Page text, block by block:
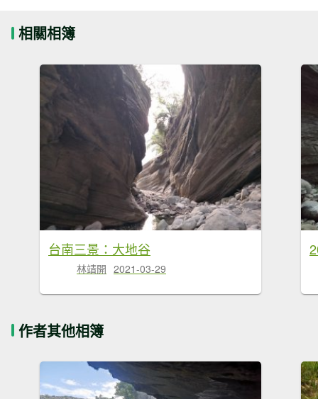
相關相簿
台南三景：大地谷
林靖開 2021-03-29
作者其他相簿